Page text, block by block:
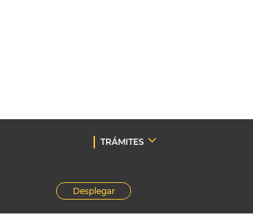
TRÁMITES
Desplegar